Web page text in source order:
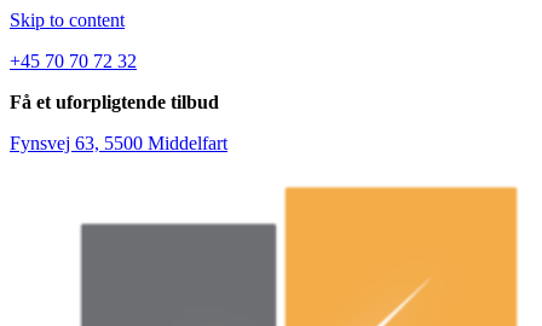
Skip to content
+45 70 70 72 32
Få et uforpligtende tilbud
Fynsvej 63, 5500 Middelfart